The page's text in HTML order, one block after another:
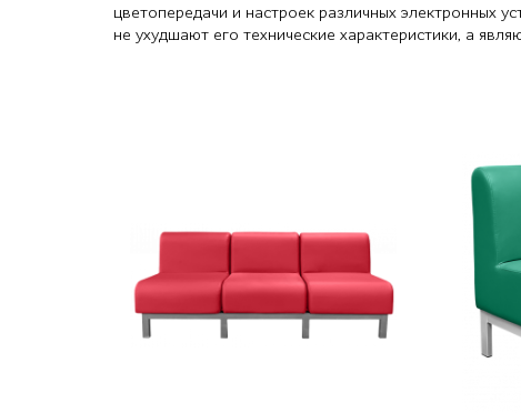
цветопередачи и настроек различных электронных
не ухудшают его технические характеристики, а